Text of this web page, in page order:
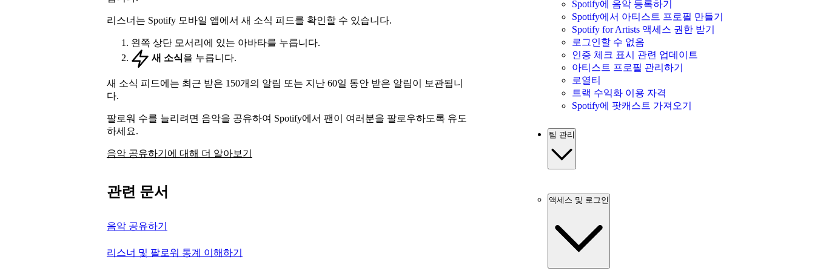
리스너는 Spotify 모바일 앱에서 새 소식 피드를 확인할 수 있습니다.
왼쪽 상단 모서리에 있는 아바타를 누릅니다.
새 소식을 누릅니다.
새 소식 피드에는 최근 받은 150개의 알림 또는 지난 60일 동안 받은 알림이 보관됩니
다.
팔로워 수를 늘리려면 음악을 공유하여 Spotify에서 팬이 여러분을 팔로우하도록 유도
하세요.
음악 공유하기에 대해 더 알아보기
관련 문서
음악 공유하기
리스너 및 팔로워 통계 이해하기
Spotify에 음악 등록하기
Spotify에서 아티스트 프로필 만들기
Spotify for Artists 액세스 권한 받기
로그인할 수 없음
인증 체크 표시 관련 업데이트
아티스트 프로필 관리하기
로열티
트랙 수익화 이용 자격
Spotify에 팟캐스트 가져오기
팀 관리
액세스 및 로그인